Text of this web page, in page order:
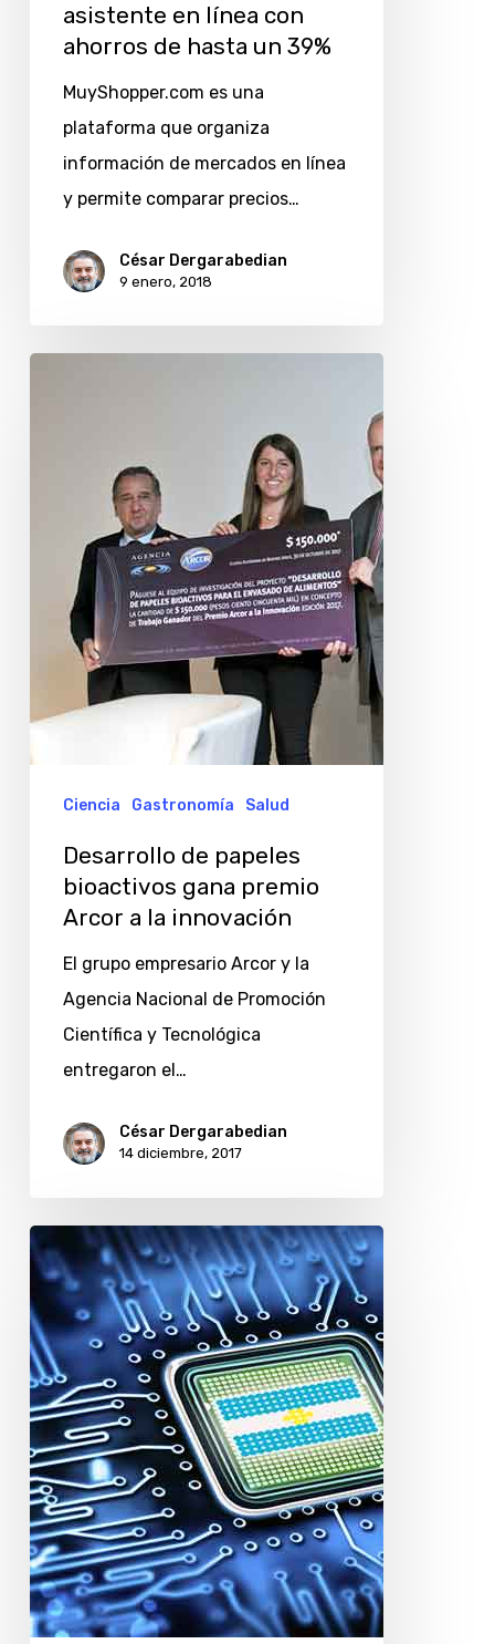
asistente en línea con
ahorros de hasta un 39%
MuyShopper.com es una
plataforma que organiza
información de mercados en línea
y permite comparar precios…
César Dergarabedian
9 enero, 2018
bioactivos
premio
innovación
Ciencia Gastronomía Salud
Desarrollo de papeles
bioactivos gana premio
Arcor a la innovación
El grupo empresario Arcor y la
Agencia Nacional de Promoción
Científica y Tecnológica
entregaron el…
César Dergarabedian
14 diciembre, 2017
¿Tiene
futuro
la
microelectrónica
en
la
Argentina?